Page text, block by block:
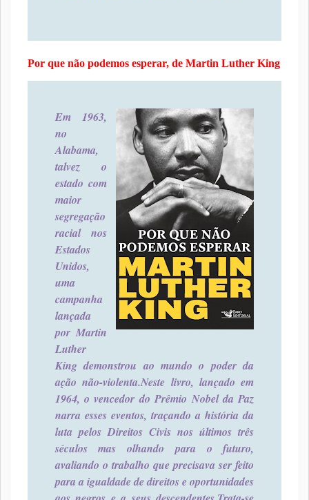
Por que não podemos esperar, de Martin Luther King
Em 1963,
no
Alabama,
talvez o
estado com
maior
segregação
racial nos
Estados
Unidos,
uma
campanha
lançada
por Martin
Luther
King demonstrou ao mundo o poder da
ação não-violenta.Neste livro, lançado em
1964, o vencedor do Prêmio Nobel da Paz
narra esses eventos, traçando a história da
luta pelos Direitos Civis nos últimos três
séculos mas olhando para o futuro,
avaliando o trabalho que precisava ser feito
para a igualdade de direitos e oportunidades